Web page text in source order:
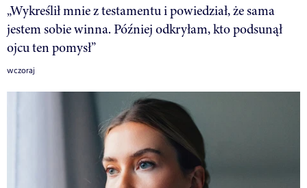
„Wykreślił mnie z testamentu i powiedział, że sama
jestem sobie winna. Później odkryłam, kto podsunął
ojcu ten pomysł”
wczoraj